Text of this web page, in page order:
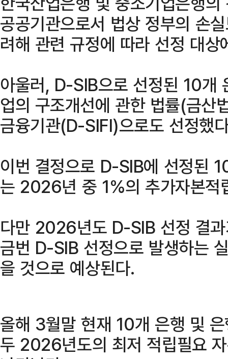
공공기관으로서 법상 정부의 손
려해 관련 규정에 따라 선정 대상
아울러, D-SIB으로 선정된 10개
업의 구조개선에 관한 법률(금산
금융기관(D-SIFI)으로도 선정했
이번 결정으로 D-SIB에 선정된
는 2026년 중 1%의 추가자본적
다만 2026년도 D-SIB 선정 결
금번 D-SIB 선정으로 발생하는
을 것으로 예상된다.
올해 3월말 현재 10개 은행 및
두 2026년도의 최저 적립필요